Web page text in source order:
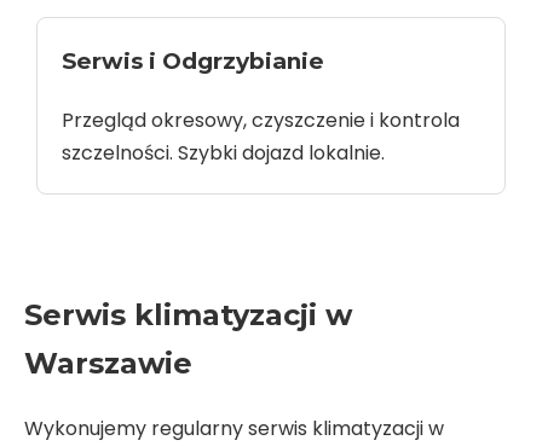
Serwis i Odgrzybianie
Przegląd okresowy, czyszczenie i kontrola
szczelności. Szybki dojazd lokalnie.
Serwis klimatyzacji w
Warszawie
Wykonujemy regularny serwis klimatyzacji w